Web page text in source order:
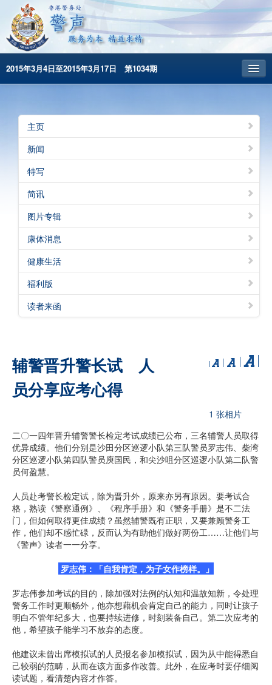
2015年3月4日至2015年3月17日 第1034期
昔日警声
警务处主页
繁體版
English
主页
新闻
特写
简讯
图片专辑
康体消息
健康生活
福利版
读者来函
辅警晋升警长试 人
员分享应考心得
1 张相片
二〇一四年晋升辅警警长检定考试成绩已公布，三名辅警人员取得
优异成绩。他们分别是沙田分区巡逻小队第三队警员罗志伟、柴湾
分区巡逻小队第四队警员庾国民，和尖沙咀分区巡逻小队第二队警
员何盈慧。
人员赴考警长检定试，除为晋升外，原来亦另有原因。要考试合
格，熟读《警察通例》、《程序手册》和《警务手册》是不二法
门，但如何取得更佳成绩？虽然辅警既有正职，又要兼顾警务工
作，他们却不感忙碌，反而认为有助他们做好两份工……让他们与
《警声》读者一一分享。
罗志伟：「自我肯定，为子女作榜样。」
罗志伟参加考试的目的，除加强对法例的认知和温故知新，令处理
警务工作时更顺畅外，他亦想藉机会肯定自己的能力，同时让孩子
明白不管年纪多大，也要持续进修，时刻装备自己。第二次应考的
他，希望孩子能学习不放弃的态度。
他建议未曾出席模拟试的人员报名参加模拟试，因为从中能得悉自
己较弱的范畴，从而在该方面多作改善。此外，在应考时要仔细阅
读试题，看清楚内容才作答。